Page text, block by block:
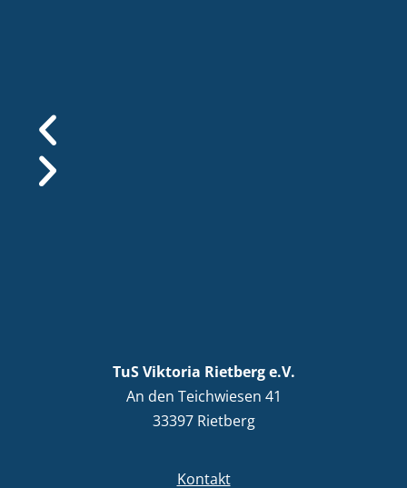
TuS Viktoria Rietberg e.V.
An den Teichwiesen 41
33397 Rietberg
Kontakt